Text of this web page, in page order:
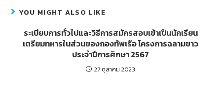
b
o
o
er e
n
g
er
YOU MIGHT ALSO LIKE
ระเบียบการทั่วไปและวิธีการสมัครสอบเข้าเป็นนักเรียน
เตรียมทหารในส่วนของกองทัพเรือ โครงการฉลามขาว
ประจำปีการศึกษา 2567
27 ตุลาคม 2023